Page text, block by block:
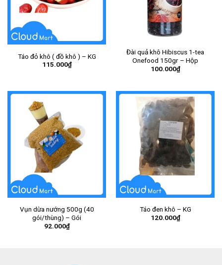
Táo đỏ khô ( đồ khô ) – KG
115.000₫
Đài quả khô Hibiscus 1-tea
Onefood 150gr – Hộp
100.000₫
Vụn dừa nướng 500g (40
gói/thùng) – Gói
92.000₫
Táo đen khô – KG
120.000₫